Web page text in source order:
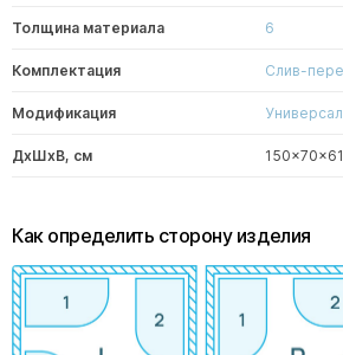
Толщина материала 6
Комплектация Слив-
Модификация
ДxШxВ, см
Как определить сторону изделия